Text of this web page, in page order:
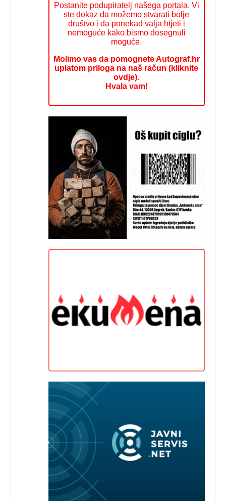
Postanite podupiratelj našega portala. Vi
ste dokaz da možemo stvarati bolje
društvo i da ponekad valja htjeti i
nemoguće kako bismo dosegnuli
moguće.
Molimo vas da pomognete Autograf.hr
uplatom priloga na naš račun (kliknite
ovdje).
Hvala vam!